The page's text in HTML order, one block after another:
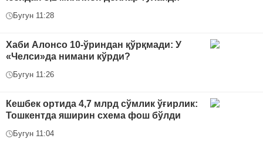
Бугун 11:28
Хаби Алонсо 10-ўриндан қўрқмади: У
«Челси»да нимани кўрди?
Бугун 11:26
Кешбек ортида 4,7 млрд сўмлик ўғирлик:
Тошкентда яширин схема фош бўлди
Бугун 11:04